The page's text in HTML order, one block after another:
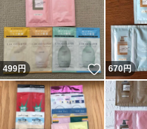
499円 いいね！
670円